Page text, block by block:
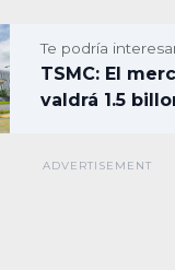
Te podría
TSMC: El
valdrá 1.5